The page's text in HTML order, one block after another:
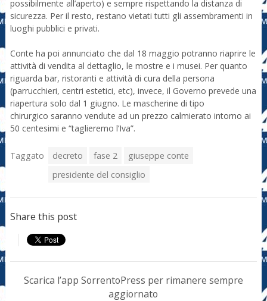
possibilmente all’aperto) e sempre rispettando la distanza di
sicurezza. Per il resto, restano vietati tutti gli assembramenti in
luoghi pubblici e privati.
Conte ha poi annunciato che dal 18 maggio potranno riaprire le
attività di vendita al dettaglio, le mostre e i musei. Per quanto
riguarda bar, ristoranti e attività di cura della persona
(parrucchieri, centri estetici, etc), invece, il Governo prevede una
riapertura solo dal 1 giugno. Le mascherine di tipo
chirurgico saranno vendute ad un prezzo calmierato intorno ai
50 centesimi e “taglieremo l’Iva”.
Taggato decreto fase 2
giuseppe conte
presidente del consiglio
Share this post
Scarica l’app SorrentoPress per rimanere sempre
aggiornato